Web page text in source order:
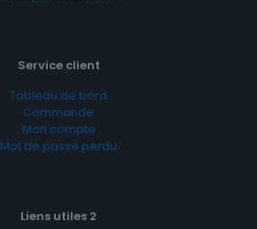
Service client
Tableau de bord
Commande
Mon compte
Mot de passe perdu
Liens utiles 2